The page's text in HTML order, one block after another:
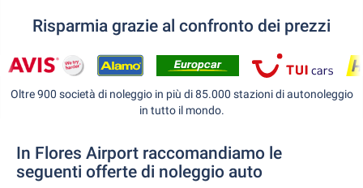
Risparmia grazie al confronto dei prezzi
Oltre 900 società di noleggio in più di 85.000 stazioni di autonoleggio
in tutto il mondo.
In Flores Airport raccomandiamo le
seguenti offerte di noleggio auto